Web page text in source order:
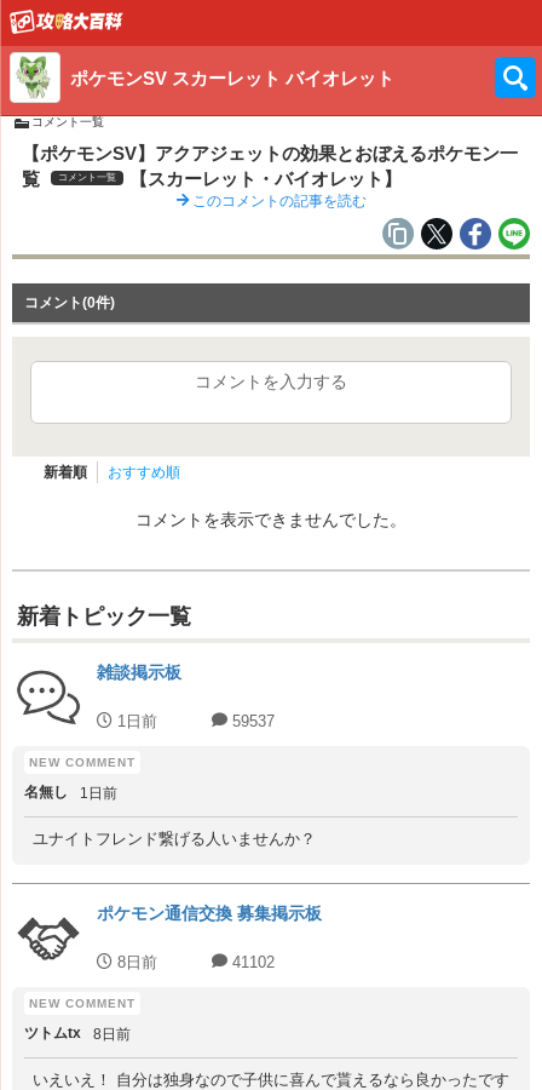
ポケモンSV スカーレット バイオレット
コメント一覧
【ポケモンSV】アクアジェットの効果とおぼえるポケモン一
覧
コメント一覧 【スカーレット・バイオレット】
このコメントの記事を読む
コメント(0件)
コメントを入力する
新着順 おすすめ順
コメントを表示できませんでした。
新着トピック一覧
雑談掲示板
1日前 59537
名無し 1日前
ユナイトフレンド繋げる人いませんか？
ポケモン通信交換 募集掲示板
8日前 41102
ツトムtx 8日前
いえいえ！ 自分は独身なので子供に喜んで貰えるなら良かったです